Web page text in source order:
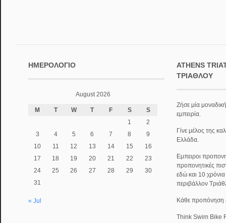
ΗΜΕΡΟΛΌΓΙΟ
August 2026
M T W T F S
S
1
2
3
4 5 6 7 8
9
10
11 12 13 14 15
16
17
18 19 20 21 22
23
24
25 26 27 28 29
30
31
« Jul
ATHENS
ΤΡΙΆΘΛΟΥ
Ζήσε μία
εμπειρία.
Γίνε μέλος της
Ελλάδα.
Εμπειροι
προπονητικές
εδώ και 10
περιβάλλον
Κάθε προπόνηση
Think Swim Bike